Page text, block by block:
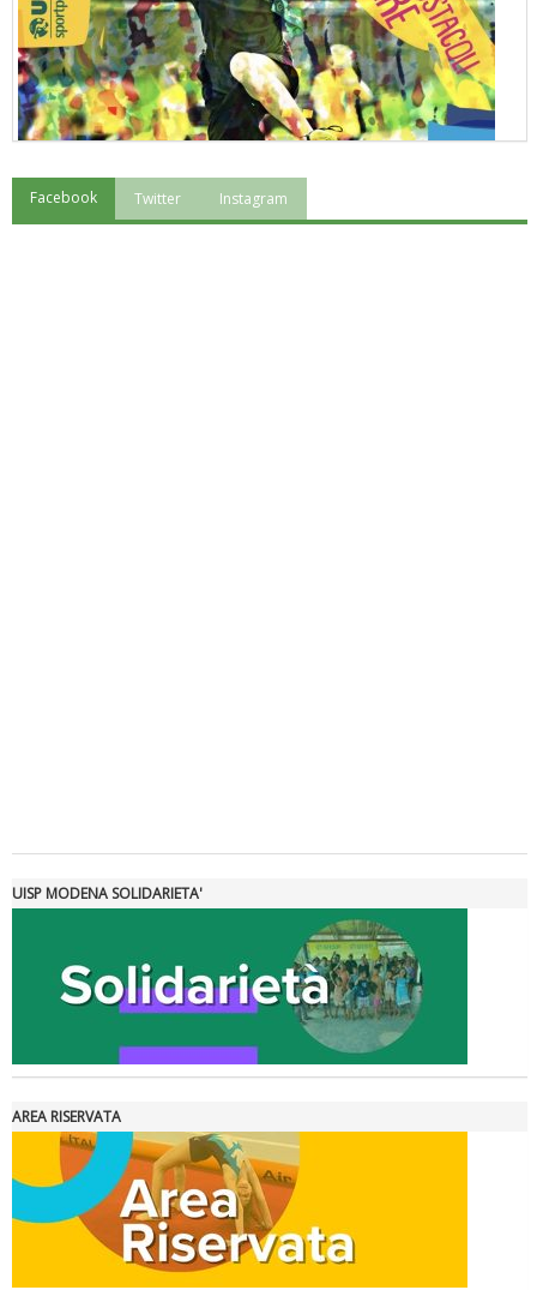
"Superare gli ostacoli": la relazione di Tiziano Pesce al CN Uisp
Tiziano Pesce a Radio InBlu2000 traccia il bilancio della stagione
Ddl Lobby, Uisp: “Il Parlamento valorizzi le nostre specificità"
Facebook Twitter Instagram
UISP MODENA SOLIDARIETA'
AREA RISERVATA